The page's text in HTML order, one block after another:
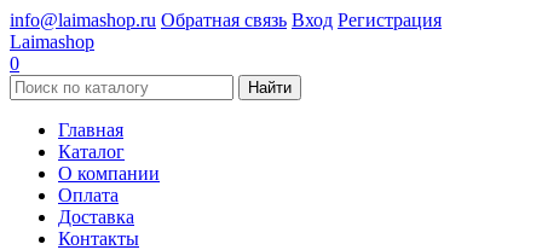
info@laimashop.ru Обратная связь Вход Регистрация
Laimashop
0
Найти
Главная
Каталог
О компании
Оплата
Доставка
Контакты